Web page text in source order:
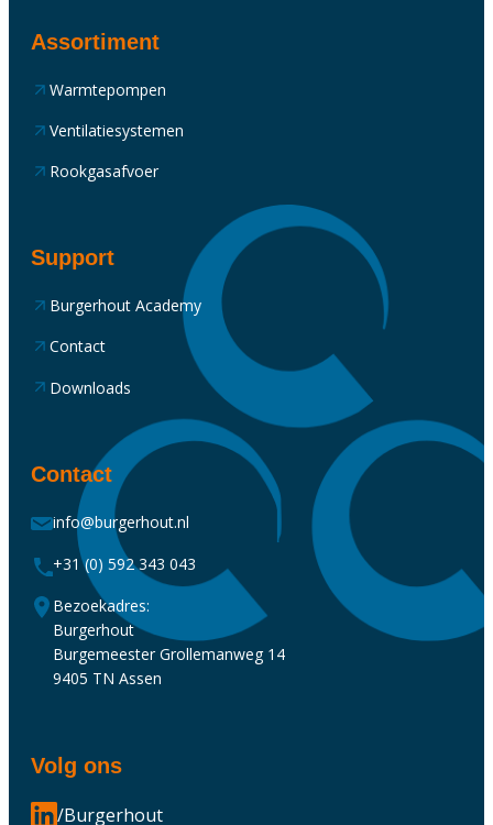
Assortiment
Warmtepompen
Ventilatiesystemen
Rookgasafvoer
Support
Burgerhout Academy
Contact
Downloads
Contact
info@burgerhout.nl
+31 (0) 592 343 043
Bezoekadres:
Burgerhout
Burgemeester Grollemanweg 14
9405 TN Assen
Volg ons
/Burgerhout